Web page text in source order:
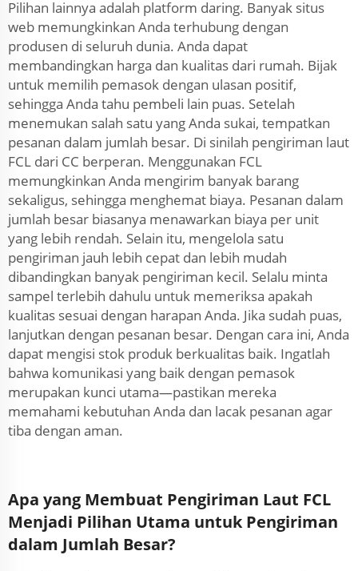
Pilihan lainnya adalah platform daring. Banyak situs
web memungkinkan Anda terhubung dengan
produsen di seluruh dunia. Anda dapat
membandingkan harga dan kualitas dari rumah. Bijak
untuk memilih pemasok dengan ulasan positif,
sehingga Anda tahu pembeli lain puas. Setelah
menemukan salah satu yang Anda sukai, tempatkan
pesanan dalam jumlah besar. Di sinilah pengiriman laut
FCL dari CC berperan. Menggunakan FCL
memungkinkan Anda mengirim banyak barang
sekaligus, sehingga menghemat biaya. Pesanan dalam
jumlah besar biasanya menawarkan biaya per unit
yang lebih rendah. Selain itu, mengelola satu
pengiriman jauh lebih cepat dan lebih mudah
dibandingkan banyak pengiriman kecil. Selalu minta
sampel terlebih dahulu untuk memeriksa apakah
kualitas sesuai dengan harapan Anda. Jika sudah puas,
lanjutkan dengan pesanan besar. Dengan cara ini, Anda
dapat mengisi stok produk berkualitas baik. Ingatlah
bahwa komunikasi yang baik dengan pemasok
merupakan kunci utama—pastikan mereka
memahami kebutuhan Anda dan lacak pesanan agar
tiba dengan aman.
Apa yang Membuat Pengiriman Laut FCL
Menjadi Pilihan Utama untuk Pengiriman
dalam Jumlah Besar?